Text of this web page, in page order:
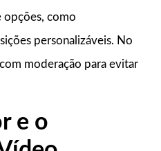
opções, como
personalizáveis. No
moderação para evitar
e o